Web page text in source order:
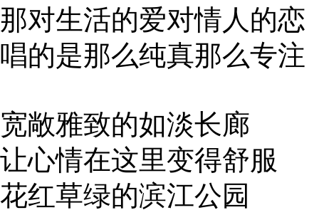
那对生活的爱对情人的恋
唱的是那么纯真那么专注
宽敞雅致的如淡长廊
让心情在这里变得舒服
花红草绿的滨江公园